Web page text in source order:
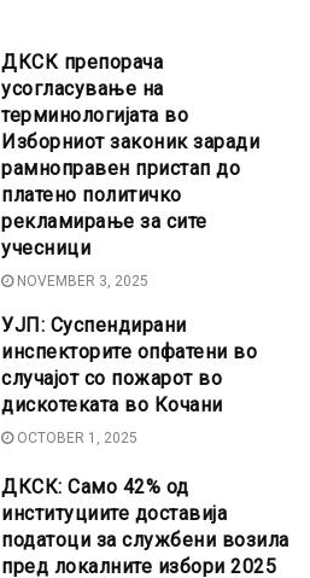
ДКСК препорача
усогласување на
терминологијата во
Изборниот законик заради
рамноправен пристап до
платено политичко
рекламирање за сите
учесници
NOVEMBER 3, 2025
УЈП: Суспендирани
инспекторите опфатени во
случајот со пожарот во
дискотеката во Кочани
OCTOBER 1, 2025
ДКСК: Само 42% од
институциите доставија
податоци за службени возила
пред локалните избори 2025